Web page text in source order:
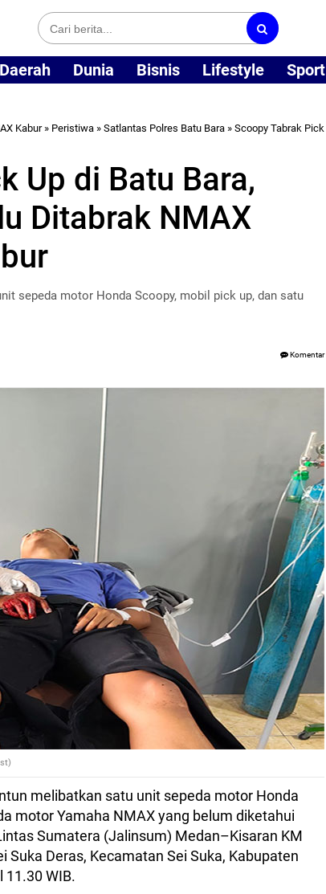
Daerah Dunia Bisnis Lifestyle Sport
Kabur» Peristiwa » Satlantas Polres Batu Bara » Scoopy Tabrak Pick
Up di Batu Bara,
Ditabrak NMAX
sepeda motor Honda Scoopy, mobil pick up, dan satu
Komentar
melibatkan satu unit sepeda motor Honda
motor Yamaha NMAX yang belum diketahui
Sumatera (Jalinsum) Medan–Kisaran KM
Suka Deras, Kecamatan Sei Suka, Kabupaten
WIB.